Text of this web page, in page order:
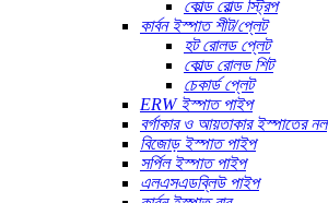
কোল্ড রোল্ড স্ট্রিপ
কার্বন ইস্পাত শীট/প্লেট
হট রোলড প্লেট
কোল্ড রোলড শিট
চেকার্ড প্লেট
ERW ইস্পাত পাইপ
বর্গাকার ও আয়তাকার ইস্পাতের নল
বিজোড় ইস্পাত পাইপ
সর্পিল ইস্পাত পাইপ
এলএসএডব্লিউ পাইপ